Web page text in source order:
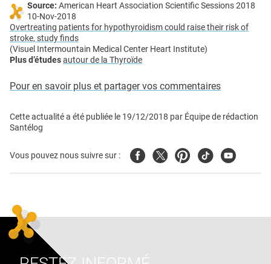
Source: American Heart Association Scientific Sessions 2018
10-Nov-2018
Overtreating patients for hypothyroidism could raise their risk of
stroke, study finds
(Visuel Intermountain Medical Center Heart Institute)
Plus d’étudesautour de la Thyroïde
Pour en savoir plus et partager vos commentaires
Cette actualité a été publiée le 19/12/2018 par Équipe de rédaction
Santélog
Vous pouvez nous suivre sur : FacebookTwitterPinterest
TiktokYoutube